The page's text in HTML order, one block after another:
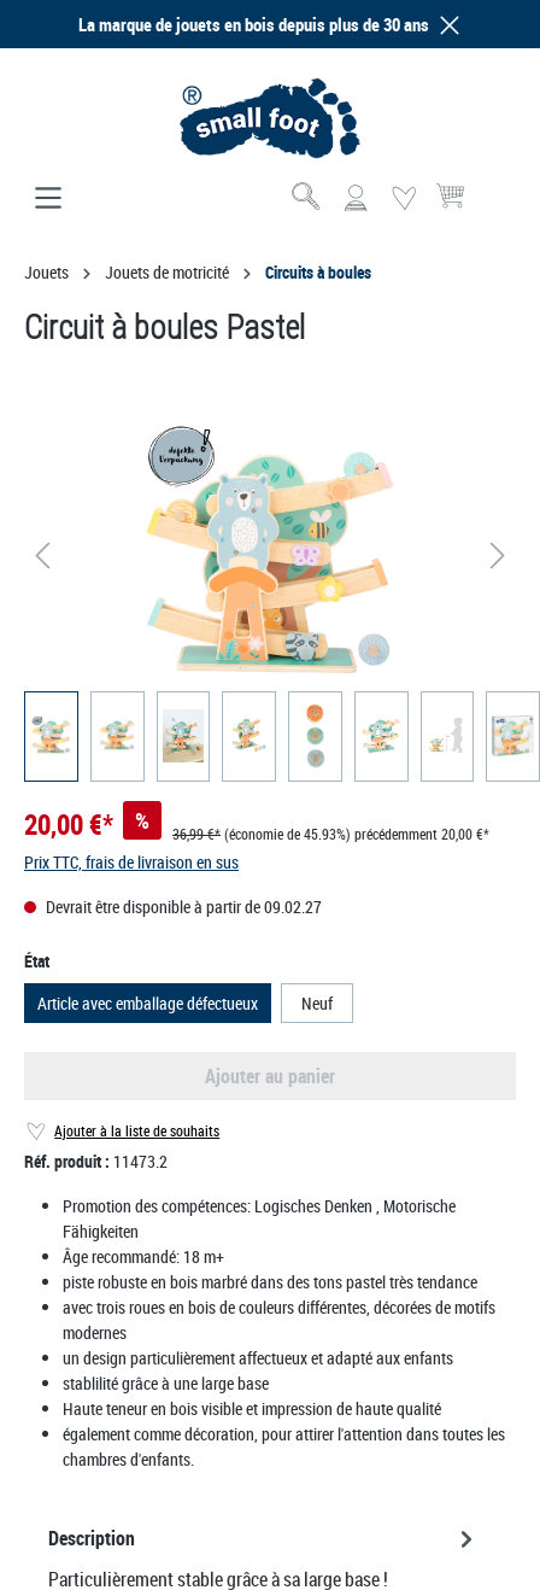
principalLa marque de jouets en bois depuis plus de 30 ans
Le panier
Jouets Jouets de motricité Circuits à boules
Circuit à boules Pastel
Ignorer la galerie d'images
20,00 €* % 36,99 €*(économie de 45.93%) précédemment 20,00 €*
Prix TTC, frais de livraison en sus
Devrait être disponible à partir de 09.02.27
Sélectionnez
État
Article avec emballage défectueux
Neuf
Ajouter au panier
Ajouter à la liste de souhaits
Réf. produit : 11473.2
Promotion des compétences: Logisches Denken , Motorische
Fähigkeiten
Âge recommandé: 18 m+
piste robuste en bois marbré dans des tons pastel très tendance
avec trois roues en bois de couleurs différentes, décorées de motifs
modernes
un design particulièrement affectueux et adapté aux enfants
stablilité grâce à une large base
Haute teneur en bois visible et impression de haute qualité
également comme décoration, pour attirer l'attention dans toutes les
chambres d'enfants.
Description
Particulièrement stable grâce à sa large base !